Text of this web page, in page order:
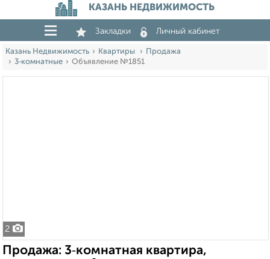
КАЗАНЬ НЕДВИЖИМОСТЬ
Закладки Личный кабинет
Казань Недвижимость Квартиры
Продажа
3‑комнатные
Объявление №1851
2
Продажа: 3‑комнатная квартира,